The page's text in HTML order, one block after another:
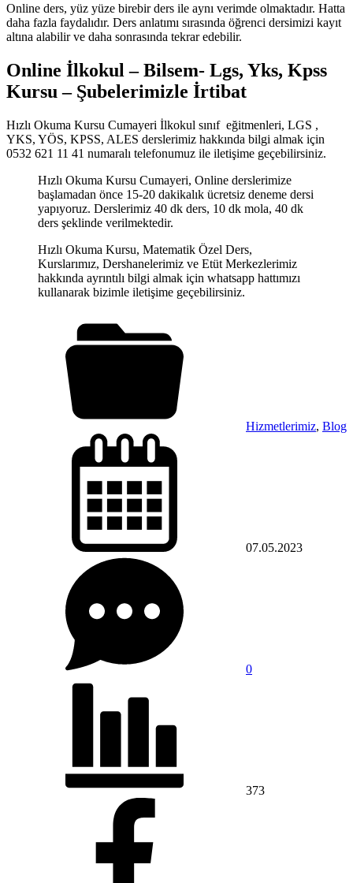
Online ders, yüz yüze birebir ders ile aynı verimde olmaktadır. Hatta
daha fazla faydalıdır. Ders anlatımı sırasında öğrenci dersimizi kayıt
altına alabilir ve daha sonrasında tekrar edebilir.
Online İlkokul – Bilsem- Lgs, Yks, Kpss
Kursu – Şubelerimizle İrtibat
Hızlı Okuma Kursu Cumayeri İlkokul sınıf eğitmenleri, LGS ,
YKS, YÖS, KPSS, ALES derslerimiz hakkında bilgi almak için
0532 621 11 41 numaralı telefonumuz ile iletişime geçebilirsiniz.
Hızlı Okuma Kursu Cumayeri, Online derslerimize
başlamadan önce 15-20 dakikalık ücretsiz deneme dersi
yapıyoruz. Derslerimiz 40 dk ders, 10 dk mola, 40 dk
ders şeklinde verilmektedir.
Hızlı Okuma Kursu, Matematik Özel Ders,
Kurslarımız, Dershanelerimiz ve Etüt Merkezlerimiz
hakkında ayrıntılı bilgi almak için whatsapp hattımızı
kullanarak bizimle iletişime geçebilirsiniz.
Hizmetlerimiz, Blog
07.05.2023
0
373